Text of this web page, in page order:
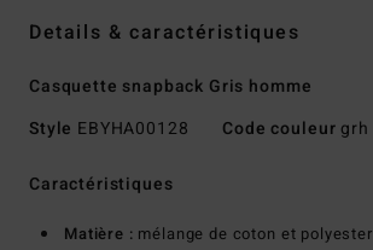
Details & caractéristiques
Casquette snapback Gris homme
Style EBYHA00128 Code couleur grh
Caractéristiques
Matière : mélange de coton et polyester